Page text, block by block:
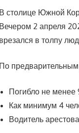
В столице Южной
Вечером 2 апреля
врезался в толпу
По
Погибло не менее
Как минимум 4
Водитель